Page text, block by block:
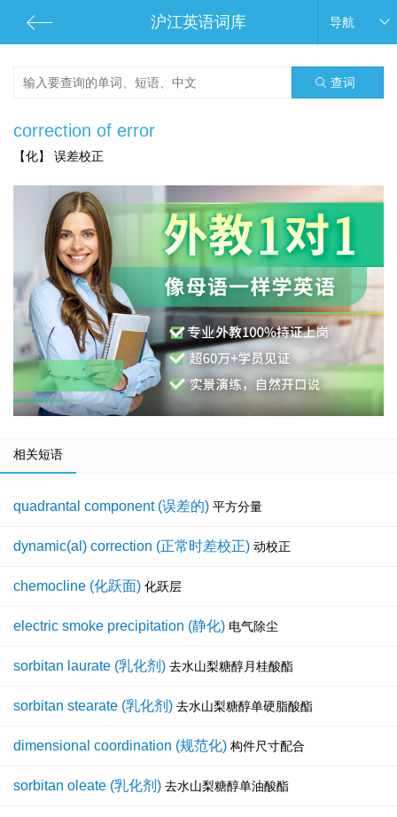
沪江英语词库 导航
查词
correction of error
【化】 误差校正
相关短语
quadrantal component (误差的) 平方分量
dynamic(al) correction (正常时差校正) 动校正
chemocline (化跃面) 化跃层
electric smoke precipitation (静化) 电气除尘
sorbitan laurate (乳化剂) 去水山梨糖醇月桂酸酯
sorbitan stearate (乳化剂) 去水山梨糖醇单硬脂酸酯
dimensional coordination (规范化) 构件尺寸配合
sorbitan oleate (乳化剂) 去水山梨糖醇单油酸酯